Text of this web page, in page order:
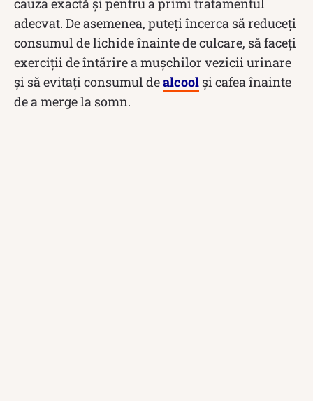
adecvat. De asemenea, puteți încerca să reduceți
consumul de lichide înainte de culcare, să faceți
exerciții de întărire a mușchilor vezicii urinare
și să evitați consumul dealcool și cafea înainte
de a merge la somn.